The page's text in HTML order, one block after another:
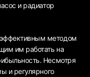
и радиатор
методом
им работать на
Несмотря
и регулярного